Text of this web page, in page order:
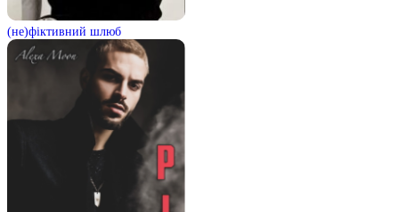
(не)фіктивний шлюб